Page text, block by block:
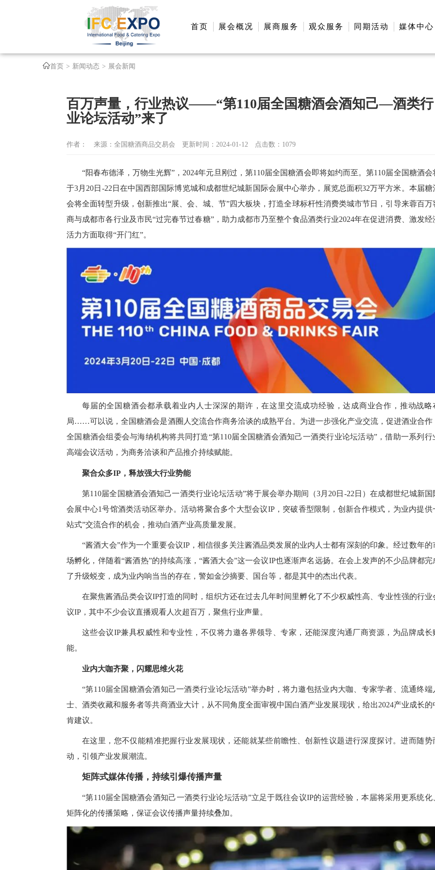
首页 展会概况 展商服务 观众服务 同期活动 媒体中心
首页 新闻动态 展会新闻
百万声量，行业热议——“第110届全国糖酒会酒知己—酒类行
业论坛活动”来了
作者： 来源：全国糖酒商品交易会 更新时间：2024-01-12 点击数： 1079
“阳春布德泽，万物生光辉”，2024年元旦刚过，第110届全国糖酒会即将如约而至。第110届全国糖酒会
于3月20日-22日在中国西部国际博览城和成都世纪城新国际会展中心举办，展览总面积32万平方米。本届糖
会将全面转型升级，创新推出“展、会、城、节”四大板块，打造全球标杆性消费类城市节日，引导来蓉百万
商与成都市各行业及市民“过完春节过春糖”，助力成都市乃至整个食品酒类行业2024年在促进消费、激发经
活力方面取得“开门红”。
每届的全国糖酒会都承载着业内人士深深的期许，在这里交流成功经验，达成商业合作，推动战略
局……可以说，全国糖酒会是酒圈人交流合作商务洽谈的成熟平台。为进一步强化产业交流，促进酒业合作
全国糖酒会组委会与海纳机构将共同打造“第110届全国糖酒会酒知己一酒类行业论坛活动”，借助一系列行
高端会议活动，为商务洽谈和产品推介持续赋能。
聚合众多IP，释放强大行业势能
第110届全国糖酒会酒知己一酒类行业论坛活动”将于展会举办期间（3月20日-22日）在成都世纪城新国
会展中心1号馆酒类活动区举办。活动将聚合多个大型会议IP，突破香型限制，创新合作模式，为业内提供
站式”交流合作的机会，推动白酒产业高质量发展。
“酱酒大会”作为一个重要会议IP，相信很多关注酱酒品类发展的业内人士都有深刻的印象。经过数年的
场孵化，伴随着“酱酒热”的持续高涨，“酱酒大会”这一会议IP也逐渐声名远扬。在会上发声的不少品牌都完
了升级蜕变，成为业内响当当的存在，警如金沙摘要、国台等，都是其中的杰出代表。
在聚焦酱酒品类会议IP打造的同时，组织方还在过去几年时间里孵化了不少权威性高、专业性强的行业
议IP，其中不少会议直播观看人次超百万，聚焦行业声量。
这些会议IP兼具权威性和专业性，不仅将力邀各界领导、专家，还能深度沟通厂商资源，为品牌成长
能。
业内大咖齐聚，闪耀思维火花
“第110届全国糖酒会酒知己一酒类行业论坛活动”举办时，将力邀包括业内大咖、专家学者、流通终端
士、酒类收藏和服务者等共商酒业大计，从不同角度全面审视中国白酒产业发展现状，给出2024产业成长的
肯建议。
在这里，您不仅能精准把握行业发展现状，还能就某些前瞻性、创新性议题进行深度探讨。进而随势
动，引领产业发展潮流。
矩阵式媒体传播，持续引爆传播声量
“第110届全国糖酒会酒知己一酒类行业论坛活动”立足于既往会议IP的运营经验，本届将采用更系统化
矩阵化的传播策略，保证会议传播声量持续叠加。